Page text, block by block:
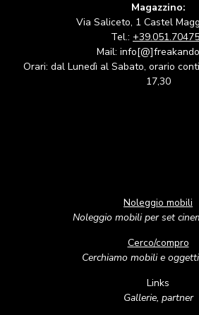
Magazzino:
Via Saliceto, 1 Castel
Tel.:
Mail:
Orari: dal Lunedì al Sabato, orario
17,30
Noleggio mobili
Noleggio mobili per set
Cerco/compro
Cerchiamo mobili e
Links
Gallerie, partner